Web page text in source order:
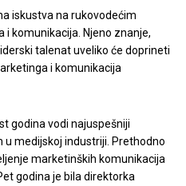
iskustva na rukovodećim
komunikacija. Njeno znanje,
talenat uveliko će doprineti
i komunikacija
godina vodi najuspešniji
medijskoj industriji. Prethodno
marketinških komunikacija
godina je bila direktorka